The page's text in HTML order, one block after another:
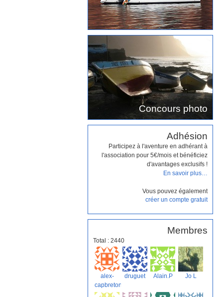
Concours photo
Adhésion
Participez à l'aventure en adhérant à
l'association pour 5€/mois et bénéficiez
d'avantages exclusifs !
En savoir plus…
Vous pouvez également
créer un compte gratuit
Membres
Total : 2440
alex-
capbreton
druguet Alain.P Jo L